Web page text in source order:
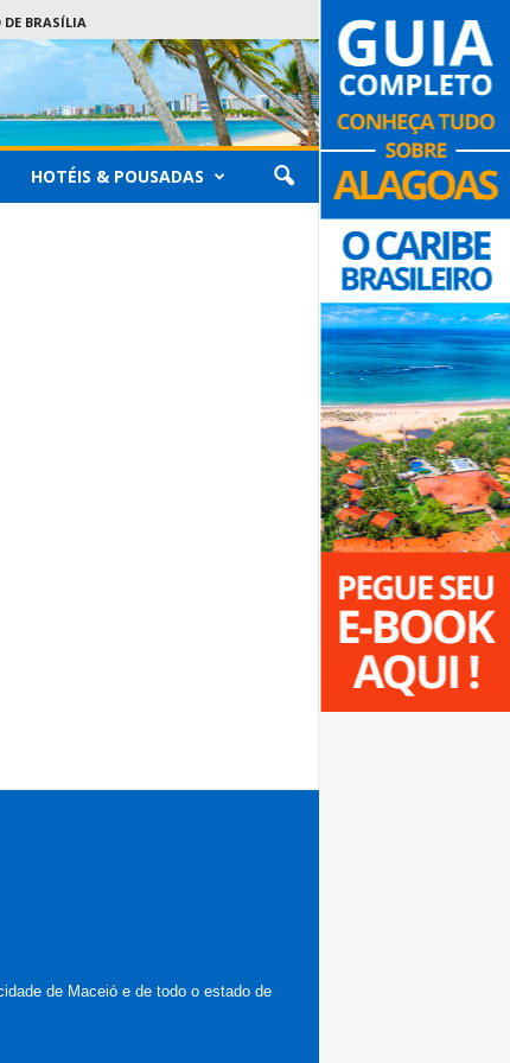
BRASÍLIA
HOTÉIS & POUSADAS
de Maceió e de todo o estado de